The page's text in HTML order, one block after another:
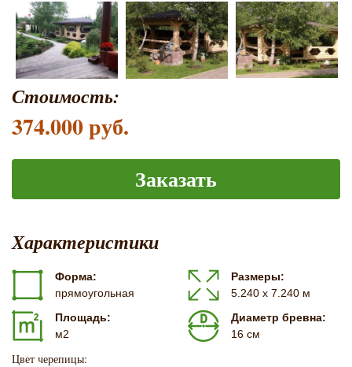
Стоимость:
374.000 руб.
Заказать
Характеристики
Форма:
прямоугольная
Размеры:
5.240 х 7.240 м
Площадь:
м2
Диаметр бревна:
16 см
Цвет черепицы: